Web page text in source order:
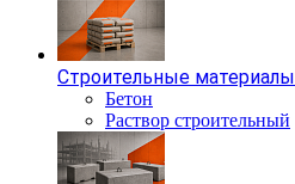
Строительные материалы
Бетон
Раствор строительный